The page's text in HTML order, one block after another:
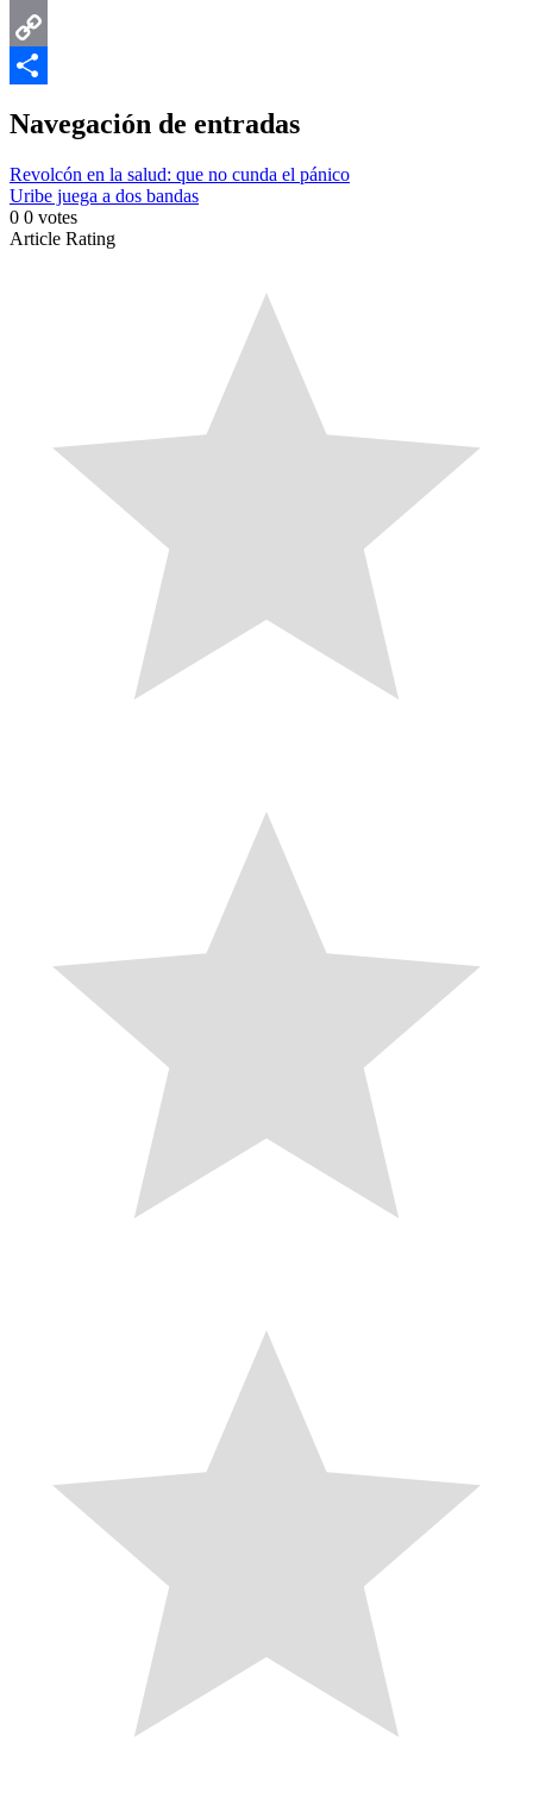
Email
Copy
Navegación de entradas
Revolcón en la salud: que no cunda el pánico
Uribe juega a dos bandas
0 0 votes
Article Rating